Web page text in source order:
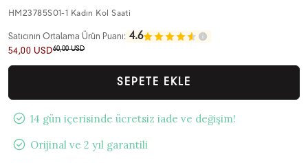
HM23785S01-1 Kadın Kol Saati
Satıcının Ortalama Ürün Puanı: 4.6
54,00 USD60,00 USD
SEPETE EKLE
14 gün içerisinde ücretsiz iade ve değişim!
Orijinal ve 2 yıl garantili